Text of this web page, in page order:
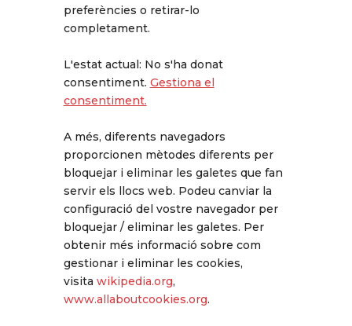
preferències o retirar-lo
completament.
L'estat actual: No s'ha donat
consentiment. Gestiona el
consentiment.
A més, diferents navegadors
proporcionen mètodes diferents per
bloquejar i eliminar les galetes que fan
servir els llocs web. Podeu canviar la
configuració del vostre navegador per
bloquejar / eliminar les galetes. Per
obtenir més informació sobre com
gestionar i eliminar les cookies,
visita wikipedia.org,
www.allaboutcookies.org.